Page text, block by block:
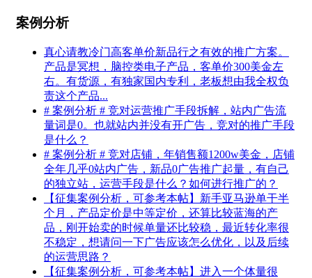
案例分析
真心请教冷门高客单价新品行之有效的推广方案。
产品是冥想，脑控类电子产品，客单价300美金左
右。有货源，有独家国内专利，老板想由我全权负
责这个产品...
# 案例分析 # 竞对运营推广手段拆解，站内广告流
量词是0。也就站内并没有开广告，竞对的推广手段
是什么？
# 案例分析 # 竞对店铺，年销售额1200w美金，店铺
全年几乎0站内广告，新品0广告推广起量，有自己
的独立站，运营手段是什么？如何进行推广的？
【征集案例分析，可参考本帖】新手亚马逊单干半
个月，产品定价是中等定价，还算比较蓝海的产
品，刚开始卖的时候单量还比较稳，最近转化率很
不稳定，想请问一下广告应该怎么优化，以及后续
的运营思路？
【征集案例分析，可参考本帖】进入一个体量很